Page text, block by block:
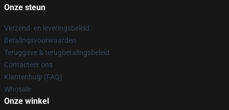
Onze steun
Verzend- en leveringsbeleid
Betalingsvoorwaarden
Teruggave & terugbetalingsbeleid
Contacteer ons
Klantenhulp (FAQ)
Whosale
Onze winkel